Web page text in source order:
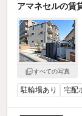
アマネセルの賃
すべての写真
駐輪場あり 宅配